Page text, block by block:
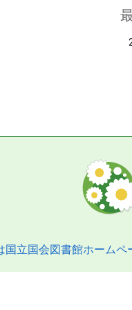
国立国会図書館ホームペ